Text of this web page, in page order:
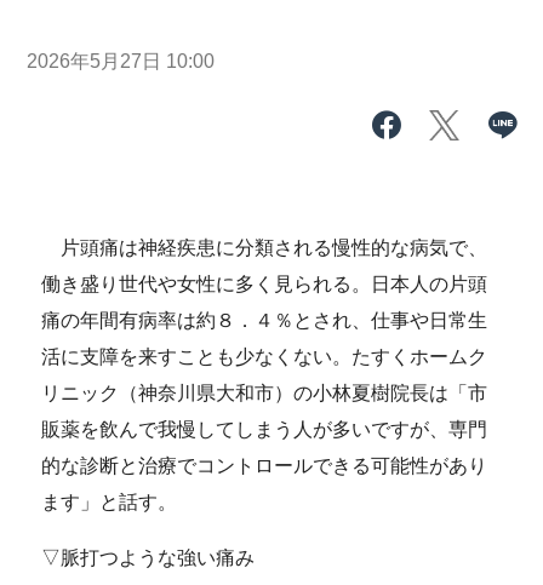
2026年5月27日 10:00
片頭痛は神経疾患に分類される慢性的な病気で、
働き盛り世代や女性に多く見られる。日本人の片頭
痛の年間有病率は約８．４％とされ、仕事や日常生
活に支障を来すことも少なくない。たすくホームク
リニック（神奈川県大和市）の小林夏樹院長は「市
販薬を飲んで我慢してしまう人が多いですが、専門
的な診断と治療でコントロールできる可能性があり
ます」と話す。
▽脈打つような強い痛み